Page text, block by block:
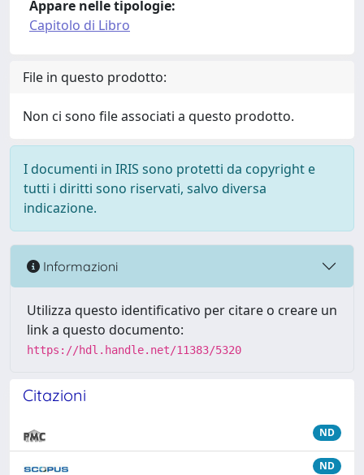
Appare nelle tipologie:
Capitolo di Libro
File in questo prodotto:
Non ci sono file associati a questo prodotto.
I documenti in IRIS sono protetti da copyright e
tutti i diritti sono riservati, salvo diversa
indicazione.
Informazioni
Utilizza questo identificativo per citare o creare un
link a questo documento:
https://hdl.handle.net/11383/5320
Citazioni
ND
ND